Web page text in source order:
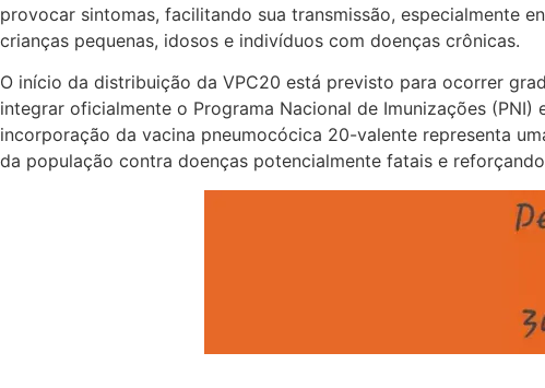
provocar sintomas, facilitando sua transmissão, especialmente
crianças pequenas, idosos e indivíduos com doenças crônicas.
O início da distribuição da VPC20 está previsto para ocorrer
integrar oficialmente o Programa Nacional de Imunizações (PNI)
incorporação da vacina pneumocócica 20-valente representa
da população contra doenças potencialmente fatais e